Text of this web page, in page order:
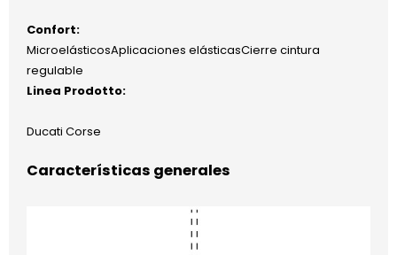
Confort:
MicroelásticosAplicaciones elásticasCierre cintura
regulable
Linea Prodotto:
Ducati Corse
Características generales